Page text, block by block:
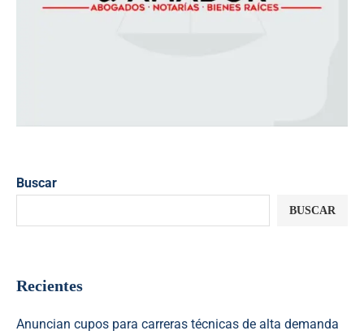
Buscar
BUSCAR
Recientes
Anuncian cupos para carreras técnicas de alta demanda